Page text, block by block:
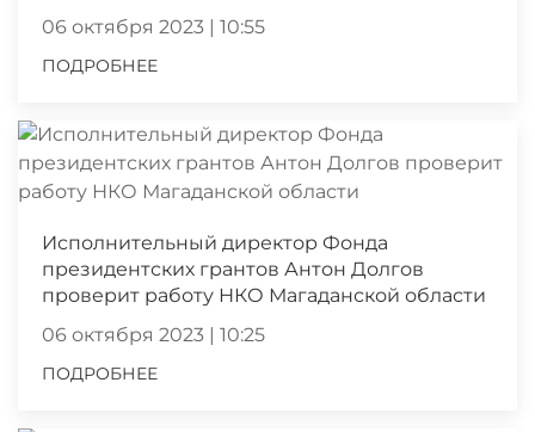
06 октября 2023 | 10:55
ПОДРОБНЕЕ
Исполнительный директор Фонда
президентских грантов Антон Долгов
проверит работу НКО Магаданской области
06 октября 2023 | 10:25
ПОДРОБНЕЕ